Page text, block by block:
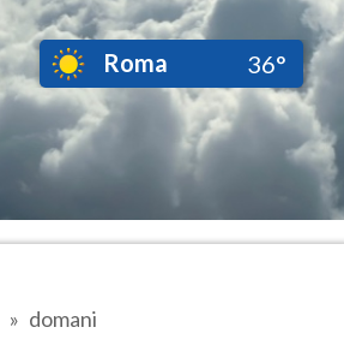
Roma 36°
domani